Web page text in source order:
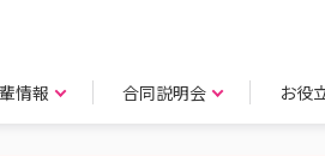
情報 合同説明会 お役